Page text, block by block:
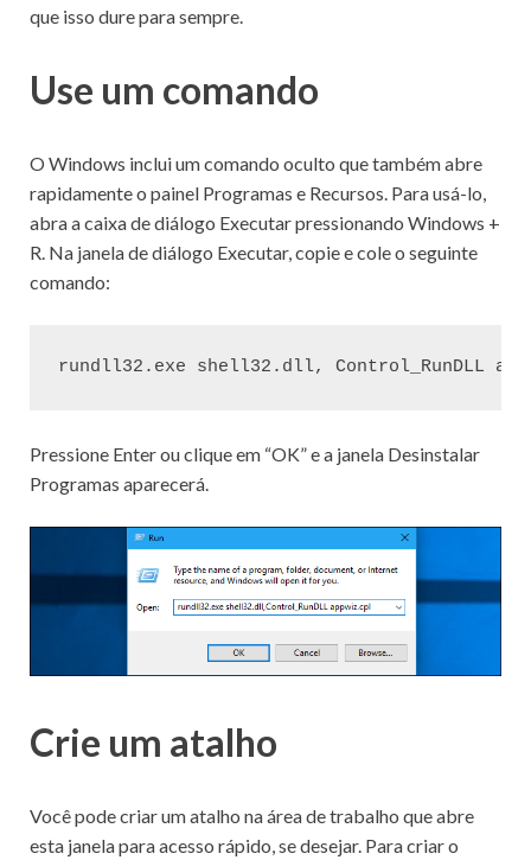
que isso dure para sempre.
Use um comando
O Windows inclui um comando oculto que também abre
rapidamente o painel Programas e Recursos. Para usá-lo,
abra a caixa de diálogo Executar pressionando Windows +
R. Na janela de diálogo Executar, copie e cole o seguinte
comando:
rundll32.exe shell32.dll, Control_RunDLL
Pressione Enter ou clique em “OK” e a janela Desinstalar
Programas aparecerá.
Crie um atalho
Você pode criar um atalho na área de trabalho que abre
esta janela para acesso rápido, se desejar. Para criar o